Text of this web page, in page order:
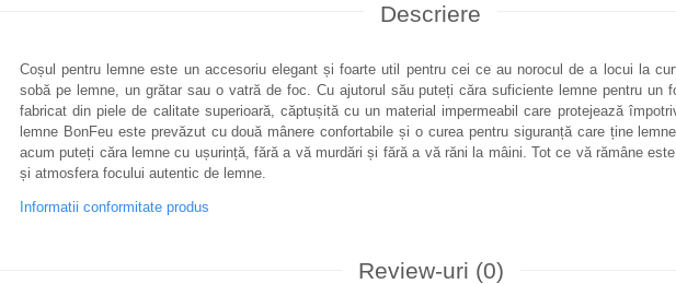
Descriere
Coșul pentru lemne este un accesoriu elegant și foarte util pentru cei ce au norocul de a locui la
sobă pe lemne, un grătar sau o vatră de foc. Cu ajutorul său puteți căra suficiente lemne pentru un
fabricat din piele de calitate superioară, căptușită cu un material impermeabil care protejează
lemne BonFeu este prevăzut cu două mânere confortabile și o curea pentru siguranță care ține
acum puteți căra lemne cu ușurință, fără a vă murdări și fără a vă răni la mâini. Tot ce vă rămâne
și atmosfera focului autentic de lemne.
Informatii conformitate produs
Review-uri (0)